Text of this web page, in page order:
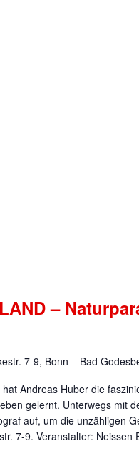
–
7-9, Bonn – Bad
Andreas Huber die
gelernt. Unterwegs mit
auf, um die unzähligen
7-9. Veranstalter: Neissen